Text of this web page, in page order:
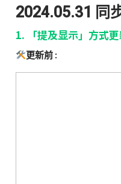
2024.05.31 同
1. 「提及显示」方式
更新前 :